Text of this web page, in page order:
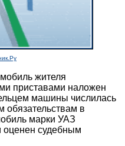
жителя
приставами наложен
машины числилась
обязательствам в
марки УАЗ
оценен судебным